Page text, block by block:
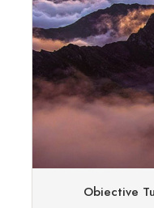
Obiective